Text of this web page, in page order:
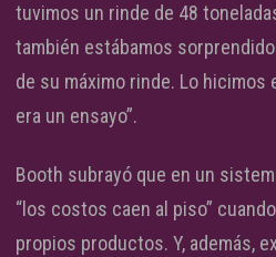
tuvimos un rinde de 48
también estábamos
de su máximo rinde. Lo hicimos
era un ensayo”.
Booth subrayó que en un
“los costos caen al piso”
propios productos. Y, además,